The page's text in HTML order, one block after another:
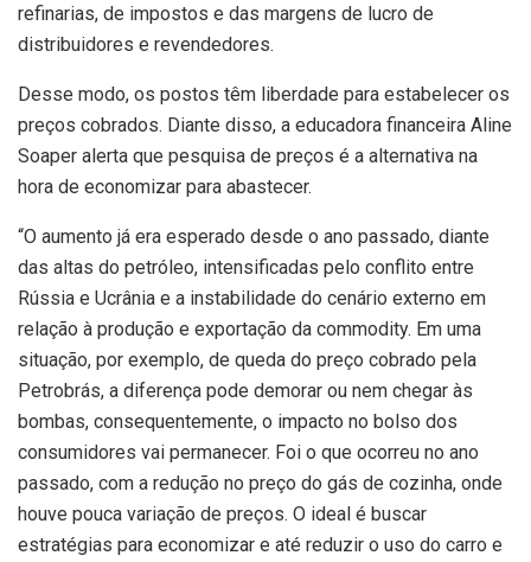
refinarias, de impostos e das margens de lucro de
distribuidores e revendedores.
Desse modo, os postos têm liberdade para estabelecer os
preços cobrados. Diante disso, a educadora financeira Aline
Soaper alerta que pesquisa de preços é a alternativa na
hora de economizar para abastecer.
“O aumento já era esperado desde o ano passado, diante
das altas do petróleo, intensificadas pelo conflito entre
Rússia e Ucrânia e a instabilidade do cenário externo em
relação à produção e exportação da commodity. Em uma
situação, por exemplo, de queda do preço cobrado pela
Petrobrás, a diferença pode demorar ou nem chegar às
bombas, consequentemente, o impacto no bolso dos
consumidores vai permanecer. Foi o que ocorreu no ano
passado, com a redução no preço do gás de cozinha, onde
houve pouca variação de preços. O ideal é buscar
estratégias para economizar e até reduzir o uso do carro e